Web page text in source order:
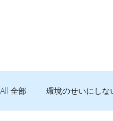
All 全部 環境のせいにし